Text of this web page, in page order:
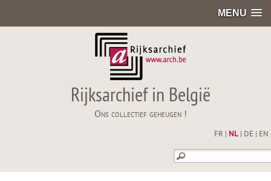
MENU
Rijksarchief in België
Ons collectief geheugen !
FR NL| DE EN